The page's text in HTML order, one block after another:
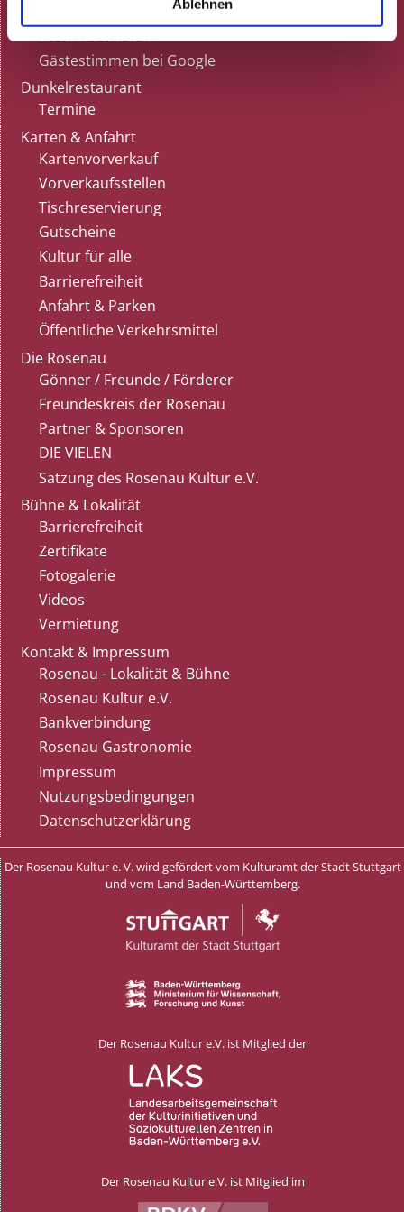
Ablehnen
Tisch reservieren
Gästestimmen bei Google
Dunkelrestaurant
Termine
Karten & Anfahrt
Kartenvorverkauf
Vorverkaufsstellen
Tischreservierung
Gutscheine
Kultur für alle
Barrierefreiheit
Anfahrt & Parken
Öffentliche Verkehrsmittel
Die Rosenau
Gönner / Freunde / Förderer
Freundeskreis der Rosenau
Partner & Sponsoren
DIE VIELEN
Satzung des Rosenau Kultur e.V.
Bühne & Lokalität
Barrierefreiheit
Zertifikate
Fotogalerie
Videos
Vermietung
Kontakt & Impressum
Rosenau - Lokalität & Bühne
Rosenau Kultur e.V.
Bankverbindung
Rosenau Gastronomie
Impressum
Nutzungsbedingungen
Datenschutzerklärung
Der Rosenau Kultur e. V. wird gefördert vom Kulturamt der Stadt Stuttgart
und vom Land Baden-Württemberg.
Der Rosenau Kultur e.V. ist Mitglied der
Der Rosenau Kultur e.V. ist Mitglied im